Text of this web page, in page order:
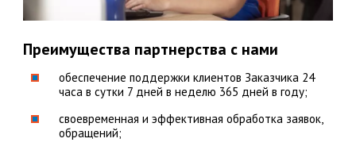
Преимущества партнерства с нами
обеспечение поддержки клиентов Заказчика 24
часа в сутки 7 дней в неделю 365 дней в году;
своевременная и эффективная обработка заявок,
обращений;